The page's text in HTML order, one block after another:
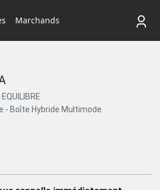
Marchands
- Boîte Hybride Multimode